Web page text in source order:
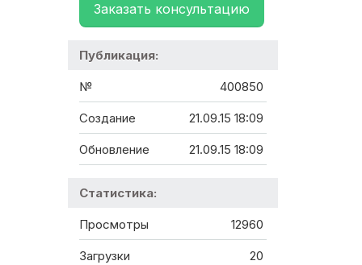
Заказать консультацию
Публикация:
№ 400850
Создание 21.09.15 18:09
Обновление 21.09.15 18:09
Статистика:
Просмотры 12960
Загрузки 20